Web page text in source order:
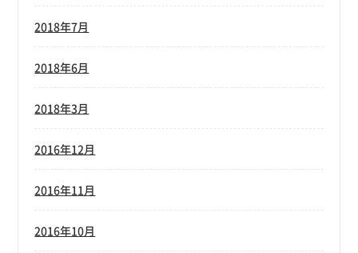
2018年7月
2018年6月
2018年3月
2016年12月
2016年11月
2016年10月